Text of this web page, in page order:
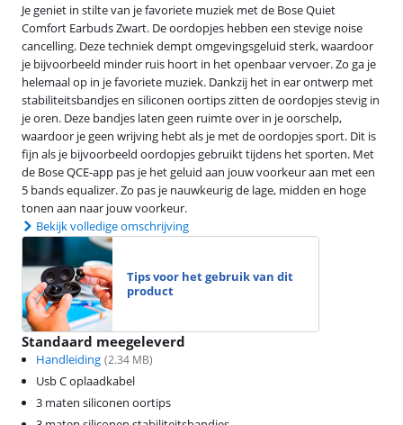
Je geniet in stilte van je favoriete muziek met de Bose Quiet
Comfort Earbuds Zwart. De oordopjes hebben een stevige noise
cancelling. Deze techniek dempt omgevingsgeluid sterk, waardoor
je bijvoorbeeld minder ruis hoort in het openbaar vervoer. Zo ga je
helemaal op in je favoriete muziek. Dankzij het in ear ontwerp met
stabiliteitsbandjes en siliconen oortips zitten de oordopjes stevig in
je oren. Deze bandjes laten geen ruimte over in je oorschelp,
waardoor je geen wrijving hebt als je met de oordopjes sport. Dit is
fijn als je bijvoorbeeld oordopjes gebruikt tijdens het sporten. Met
de Bose QCE-app pas je het geluid aan jouw voorkeur aan met een
5 bands equalizer. Zo pas je nauwkeurig de lage, midden en hoge
tonen aan naar jouw voorkeur.
Bekijk volledige omschrijving
Tips voor het gebruik van dit
product
Standaard meegeleverd
Handleiding (2.34 MB)
Usb C oplaadkabel
3 maten siliconen oortips